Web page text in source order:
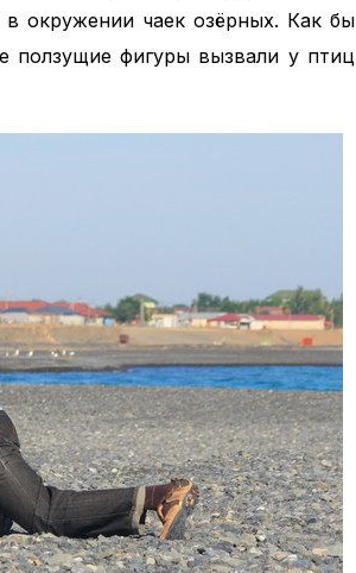
в окружении чаек озёрных. Как бы
ползущие фигуры вызвали у птиц